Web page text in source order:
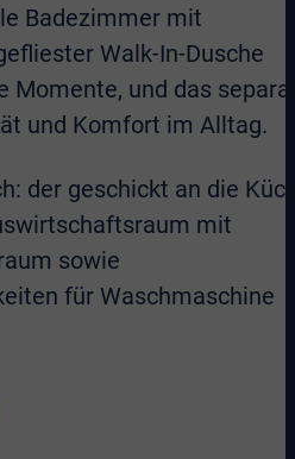
Badezimmer mit
Walk-In-Dusche
Momente, und das
und Komfort im Alltag.
der geschickt an die
mit
sowie
für Waschmaschine